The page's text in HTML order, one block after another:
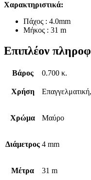
Χαρακτηριστικά:
Πάχος : 4.0mm
Μήκος : 31 m
Επιπλέον
Βάρος 0.700 κ.
Χρήση
Χρώμα Μαύρο
Διάμετρος 4 mm
Μέτρα 31 m